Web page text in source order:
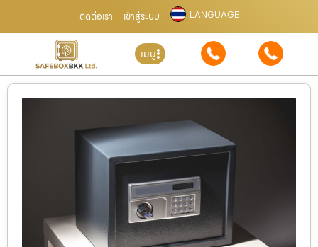
ติดต่อเรา เข้าสู่ระบบ LANGUAGE
เมนู